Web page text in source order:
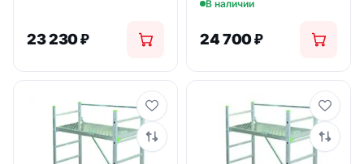
23 230₽
В наличии
24 700₽